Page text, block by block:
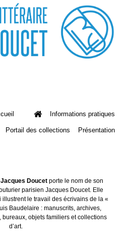
Informations pratiques
Portail des collections Présentation
Doucetporte le nom de son
parisien Jacques Doucet. Elle
le travail des écrivains de la «
Baudelaire : manuscrits, archives,
objets familiers et collections
d’art.